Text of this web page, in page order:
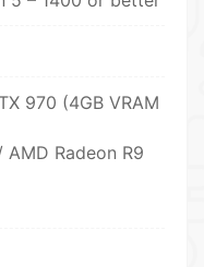
970 (4GB VRAM
Radeon R9